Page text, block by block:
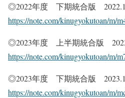
◎2022年度 下期統合版
https://note.com/kinugyokutoan/m/
◎2023年度 上半期統合版
https://note.com/kinugyokutoan/m/
◎2023年度 下期統合版
https://note.com/kinugyokutoan/m/